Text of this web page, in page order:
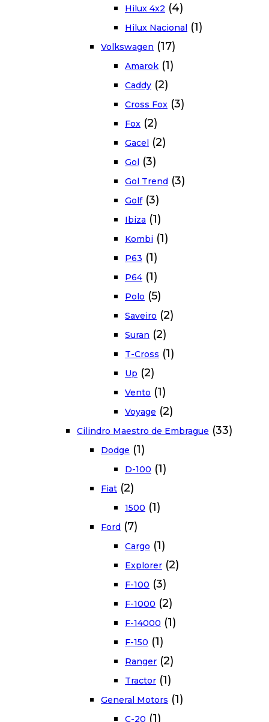
Hilux 4x2 (4)
Hilux Nacional (1)
Volkswagen (17)
Amarok (1)
Caddy (2)
Cross Fox (3)
Fox (2)
Gacel (2)
Gol (3)
Gol Trend (3)
Golf (3)
Ibiza (1)
Kombi (1)
P63 (1)
P64 (1)
Polo (5)
Saveiro (2)
Suran (2)
T-Cross (1)
Up (2)
Vento (1)
Voyage (2)
Cilindro Maestro de Embrague (33)
Dodge (1)
D-100 (1)
Fiat (2)
1500 (1)
Ford (7)
Cargo (1)
Explorer (2)
F-100 (3)
F-1000 (2)
F-14000 (1)
F-150 (1)
Ranger (2)
Tractor (1)
General Motors (1)
C-20 (1)